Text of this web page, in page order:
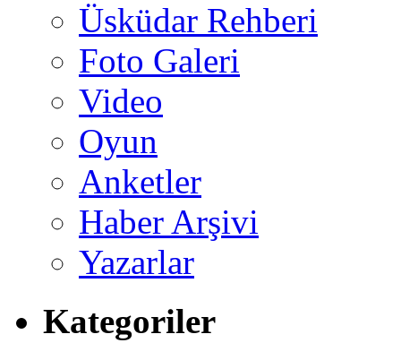
Üsküdar Rehberi
Foto Galeri
Video
Oyun
Anketler
Haber Arşivi
Yazarlar
Kategoriler